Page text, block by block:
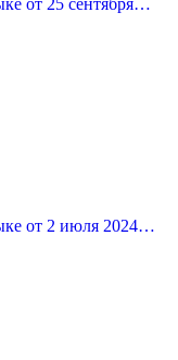
от 25 сентября…
от 2 июля 2024…